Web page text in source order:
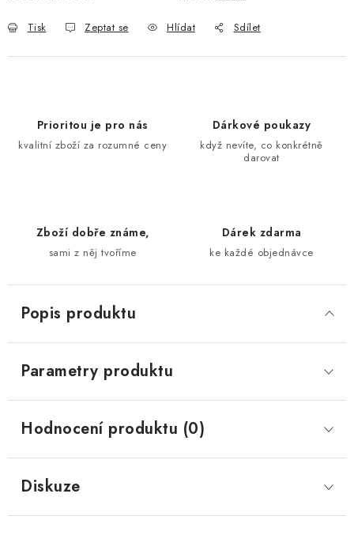
Tisk Zeptat se Hlídat Sdílet
Prioritou je pro nás
kvalitní zboží za rozumné ceny
Dárkové poukazy
když nevíte, co konkrétně
darovat
Zboží dobře známe,
sami z něj tvoříme
Dárek zdarma
ke každé objednávce
Popis produktu
Parametry produktu
Hodnocení produktu (0)
Diskuze